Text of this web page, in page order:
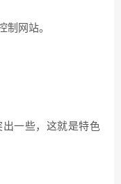
制网站。
一些，这就是特色